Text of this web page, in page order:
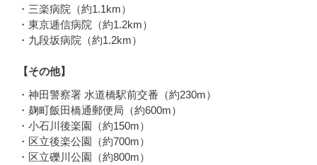
・三楽病院（約1.1km）
・東京逓信病院（約1.2km）
・九段坂病院（約1.2km）
【その他】
・神田警察署 水道橋駅前交番（約230m）
・麹町飯田橋通郵便局（約600m）
・小石川後楽園（約150m）
・区立後楽公園（約700m）
・区立礫川公園（約800m）